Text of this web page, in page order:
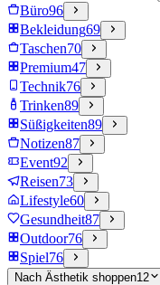
Büro96
Bekleidung69
Taschen70
Premium47
Technik76
Trinken89
Süßigkeiten89
Notizen87
Event92
Reisen73
Lifestyle60
Gesundheit87
Outdoor76
Spiel76
Nach Ästhetik shoppen12